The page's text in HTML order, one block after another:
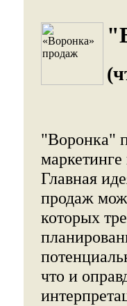
"Воронка"
Главная
продаж
которых
что и